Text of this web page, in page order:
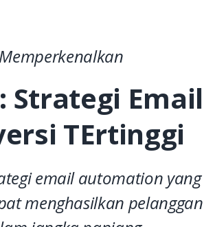
Memperkenalkan
Strategi Email
TErtinggi
email automation yang
menghasilkan pelanggan